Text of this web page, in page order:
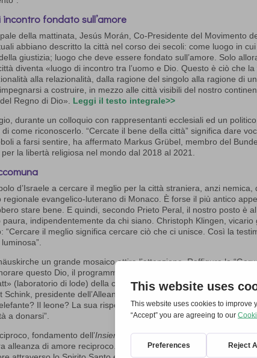
fondato sull’amore
della mattinata, Jesús Morán, Co-Presidente del Movimento
abbiano descritto la città nel corso dei secoli: come luogo in
giustizia; luogo che deve essere fondato sull’amore. Solo
diventa «luogo di incontro tra l’uomo e Dio. Questo è ciò che
alla relazionalità, dalla ragione del singolo alla ragione di
a costruire, in mezzo alle città visibili del nostro
Regno di Dio». Leggi il testo integrale>>
durante un colloquio con rappresentanti ecclesiali ed un
come riconoscerlo. “Cercate il bene della città” significa dare
a farsi sentire, ha affermato Markus Grübel, membro del
la libertà religiosa nel mondo dal 2018 al 2021.
d’Israele a cercare il meglio per la città straniera, anzi
regionale evangelico-luterano di Monaco. È forse il più antico
stare bene. E quindi, secondo Prieto Peral, il nostro posto è
indipendentemente da chi siano. Christoph Klingen, vicario
“Cercare il meglio significa cercare ciò che ci unisce. Così la
un grande mosaico attira l’attenzione. Raffigura la
questo Dio, il programma prevedeva molto tempo dedicato
(laboratorio di lode) della comunità Immanuel di Ravensburg.
Schink, presidente dell’Alleanza Evangelica in Germania, ha
Il leone? La sua risposta: No, è l’agnello. “Sulla croce il
a donarsi”.
fondamento dell’Insieme
, è stato rinnovato a Monaco:
alleanza di amore reciproco. Vogliamo amarci gli uni gli altri,